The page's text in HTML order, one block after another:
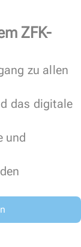
ZFK-
zu allen
das digitale
und